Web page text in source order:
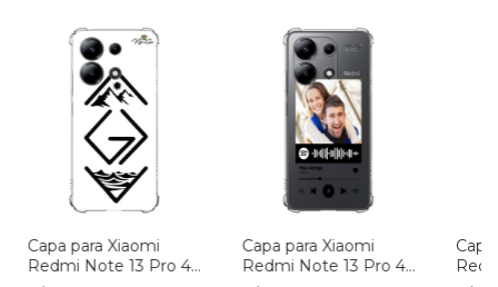
Capa para Xiaomi
Redmi Note 13 Pro 4g
Capa para Xiaomi
Redmi Note 13 Pro 4g